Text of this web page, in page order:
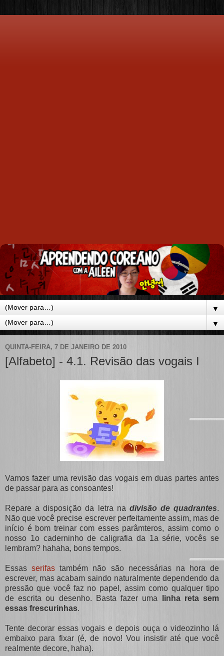
▼
▼
QUINTA-FEIRA, 7 DE JANEIRO DE 2010
[Alfabeto] - 4.1. Revisão das vogais I
Vamos fazer uma revisão das vogais em duas partes antes
de passar para as consoantes!
Repare a disposição da letra na divisão de quadrantes.
Não que você precise escrever perfeitamente assim, mas de
início é bom treinar com esses parâmteros, assim como o
nosso 1o caderninho de caligrafia da 1a série, vocês se
lembram? hahaha, bons tempos.
Essasserifas também não são necessárias na hora de
escrever, mas acabam saindo naturalmente dependendo da
pressão que você faz no papel, assim como qualquer tipo
de escrita ou desenho. Basta fazer uma
linha reta sem
essas frescurinhas.
Tente decorar essas vogais e depois ouça o videozinho lá
embaixo para fixar (é, de novo! Vou insistir até que você
realmente decore, haha).